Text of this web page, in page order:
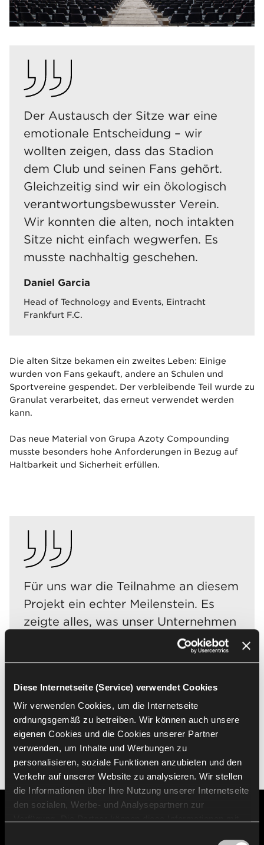
Diese Internetseite (Service) verwendet Cookies
Wir verwenden Cookies, um die Internetseite
ordnungsgemäß zu betreiben. Wir können auch unsere
eigenen Cookies und die Cookies unserer Partner
verwenden, um Inhalte und Werbungen zu
personalisieren, soziale Funktionen anzubieten und den
Verkehr auf unserer Website zu analysieren. Wir stellen
die Informationen über Ihre Nutzung unserer Internetseite
den sozialen, Werbe- und Analysepartnern zur
Der Austausch der Sitze war eine
emotionale Entscheidung – wir
wollten zeigen, dass das Stadion
dem Club und seinen Fans gehört.
Gleichzeitig sind wir ein ökologisch
verantwortungsbewusster Verein.
Wir konnten die alten, noch intakten
Sitze nicht einfach wegwerfen. Es
musste nachhaltig geschehen.
Daniel Garcia
Head of Technology and Events, Eintracht
Frankfurt F.C.
Die alten Sitze bekamen ein zweites Leben: Einige
wurden von Fans gekauft, andere an Schulen und
Sportvereine gespendet. Der verbleibende Teil wurde zu
Granulat verarbeitet, das erneut verwendet werden
kann.
Das neue Material von Grupa Azoty Compounding
musste besonders hohe Anforderungen in Bezug auf
Haltbarkeit und Sicherheit erfüllen.
Für uns war die Teilnahme an diesem
Projekt ein echter Meilenstein. Es
zeigte alles, was unser Unternehmen
auszeichnet – von der Laborarbeit
bis zur Entwicklung eines Materials,
Kunden abgestimmt ist.
Dariusz Cholewa
Geschäftsführer von Grupa Azoty Compounding
Sp. z o.o.